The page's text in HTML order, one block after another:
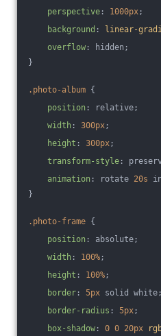
perspective : 1000px;
background : linear-
overflow : hidden;
}
.photo-album {
position : relative;
width : 300px;
height : 300px;
transform-style :
animation : rotate 20s
}
.photo-frame {
position : absolute;
width : 100%;
height : 100%;
border : 5px solid white;
border-radius : 5px;
box-shadow : 0 0 20px